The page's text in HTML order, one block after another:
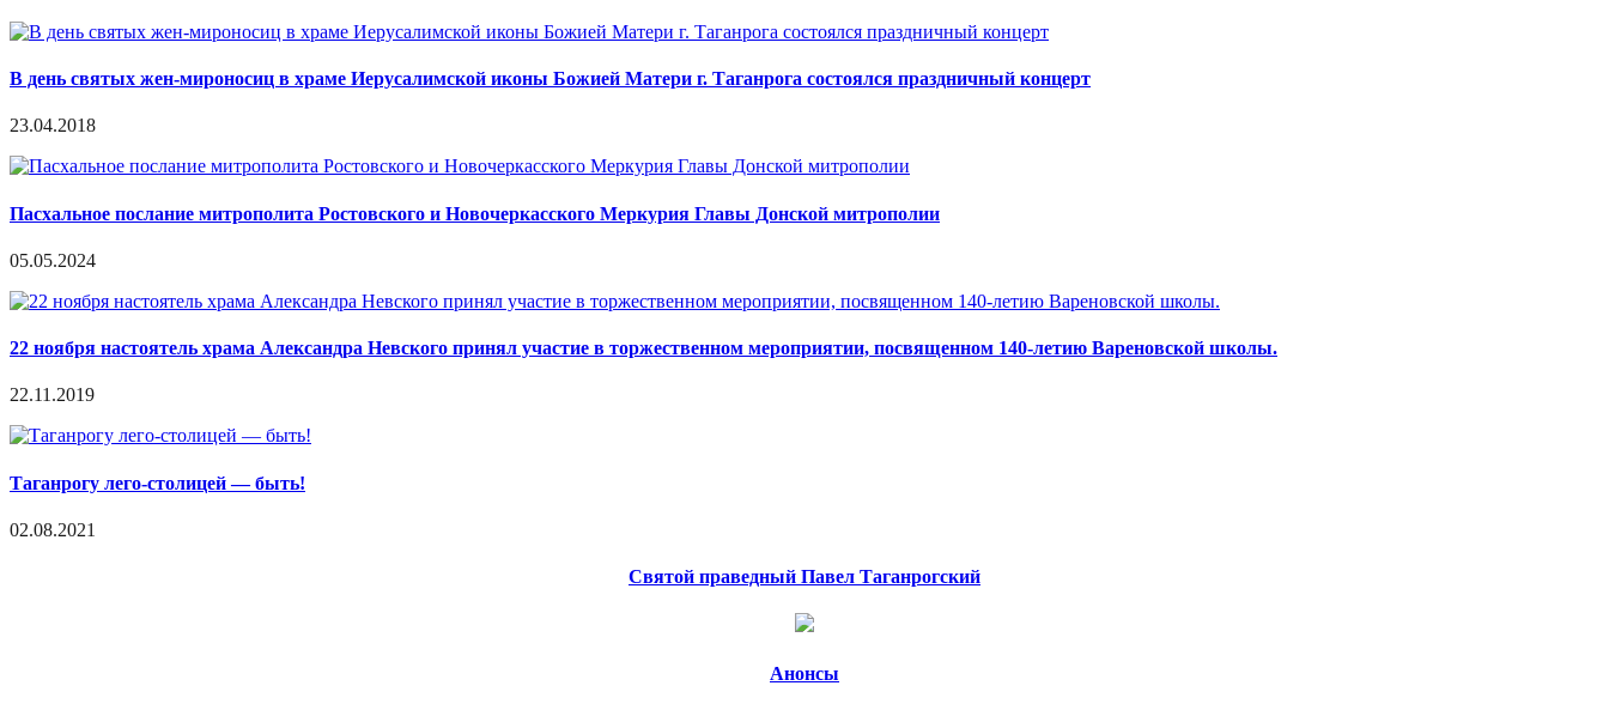
В день святых жен-мироносиц в храме Иерусалимской иконы Божией Матери г. Таганрога состоялся праздничный концерт
23.04.2018
Пасхальное послание митрополита Ростовского и Новочеркасского Меркурия Главы Донской митрополии
05.05.2024
22 ноября настоятель храма Александра Невского принял участие в торжественном мероприятии, посвященном 140-летию Вареновской школы.
22.11.2019
Таганрогу лего-столицей — быть!
02.08.2021
Святой праведный Павел Таганрогский
Анонсы